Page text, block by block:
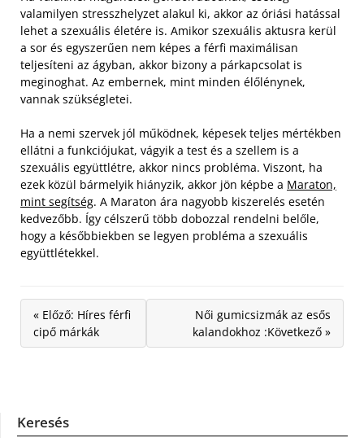
valamilyen stresszhelyzet alakul ki, akkor az óriási hatással
lehet a szexuális életére is. Amikor szexuális aktusra kerül
a sor és egyszerűen nem képes a férfi maximálisan
teljesíteni az ágyban, akkor bizony a párkapcsolat is
meginoghat. Az embernek, mint minden élőlénynek,
vannak szükségletei.
Ha a nemi szervek jól működnek, képesek teljes mértékben
ellátni a funkciójukat, vágyik a test és a szellem is a
szexuális együttlétre, akkor nincs probléma. Viszont, ha
ezek közül bármelyik hiányzik, akkor jön képbe a Maraton,
mint segítség. A Maraton ára nagyobb kiszerelés esetén
kedvezőbb. Így célszerű több dobozzal rendelni belőle,
hogy a későbbiekben se legyen probléma a szexuális
együttlétekkel.
« Előző: Híres férfi
cipő márkák
Női gumicsizmák az esős
kalandokhoz :Következő »
Keresés